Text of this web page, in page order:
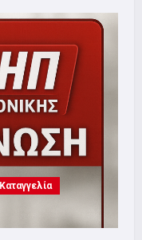
Καταγγελία